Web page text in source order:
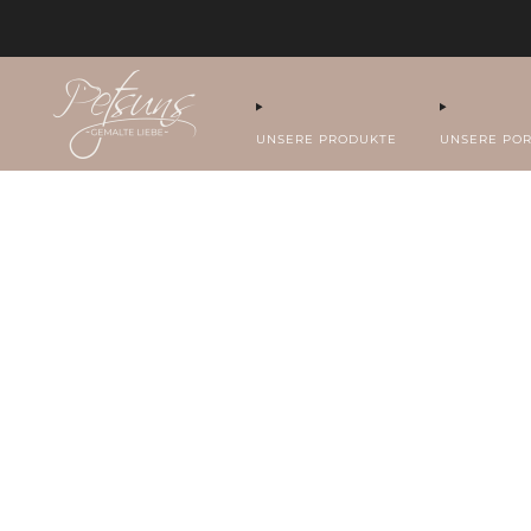
UNSERE PRODUKTE UNSERE